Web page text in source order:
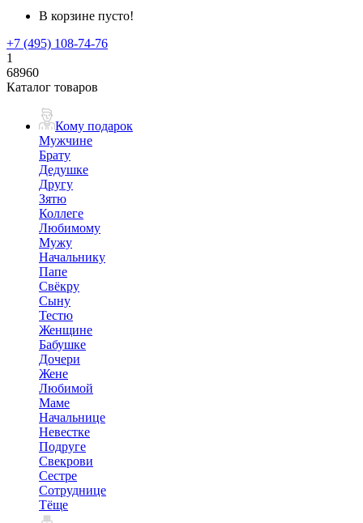
В корзине пусто!
+7 (495) 108-74-76
1
68960
Каталог товаров
Кому подарок
Мужчине
Брату
Дедушке
Другу
Зятю
Коллеге
Любимому
Мужу
Начальнику
Папе
Свёкру
Сыну
Тестю
Женщине
Бабушке
Дочери
Жене
Любимой
Маме
Начальнице
Невестке
Подруге
Свекрови
Сестре
Сотруднице
Тёще